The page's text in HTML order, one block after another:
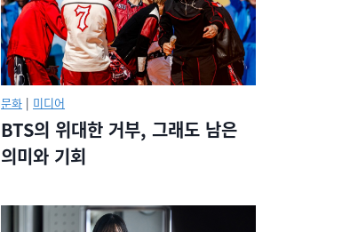
문화 | 미디어
BTS의 위대한 거부, 그래도 남은
의미와 기회